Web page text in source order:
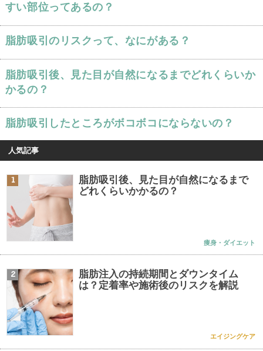
すい部位ってあるの？
脂肪吸引のリスクって、なにがある？
脂肪吸引後、見た目が自然になるまでどれくらいか
かるの？
脂肪吸引したところがボコボコにならないの？
人気記事
1
脂肪吸引後、見た目が自然になるまで
どれくらいかかるの？
痩身・ダイエット
2
脂肪注入の持続期間とダウンタイム
は？定着率や施術後のリスクを解説
エイジングケア